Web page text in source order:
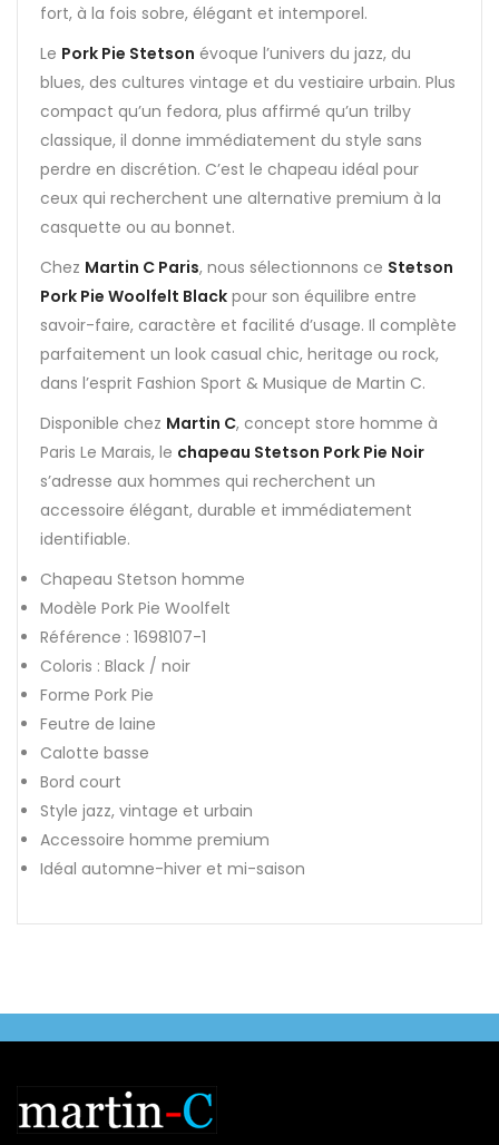
fort, à la fois sobre, élégant et intemporel.
Le Pork Pie Stetson évoque l’univers du jazz, du
blues, des cultures vintage et du vestiaire urbain. Plus
compact qu’un fedora, plus affirmé qu’un trilby
classique, il donne immédiatement du style sans
perdre en discrétion. C’est le chapeau idéal pour
ceux qui recherchent une alternative premium à la
casquette ou au bonnet.
Chez Martin C Paris, nous sélectionnons ce Stetson
Pork Pie Woolfelt Black pour son équilibre entre
savoir-faire, caractère et facilité d’usage. Il complète
parfaitement un look casual chic, heritage ou rock,
dans l’esprit Fashion Sport & Musique de Martin C.
Disponible chez Martin C, concept store homme à
Paris Le Marais, le chapeau Stetson Pork Pie Noir
s’adresse aux hommes qui recherchent un
accessoire élégant, durable et immédiatement
identifiable.
Chapeau Stetson homme
Modèle Pork Pie Woolfelt
Référence : 1698107-1
Coloris : Black / noir
Forme Pork Pie
Feutre de laine
Calotte basse
Bord court
Style jazz, vintage et urbain
Accessoire homme premium
Idéal automne-hiver et mi-saison